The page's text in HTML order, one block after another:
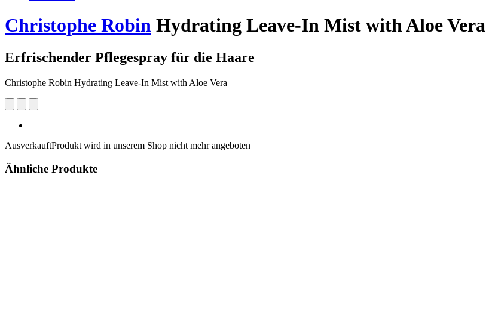
Christophe Robin Hydrating Leave-In Mist with Aloe Vera
Erfrischender Pflegespray für die Haare
Christophe Robin Hydrating Leave-In Mist with Aloe Vera
AusverkauftProdukt wird in unserem Shop nicht mehr angeboten
Ähnliche Produkte